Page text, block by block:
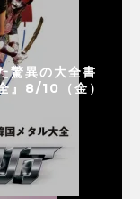
驚異の大全書
』8/10（金）